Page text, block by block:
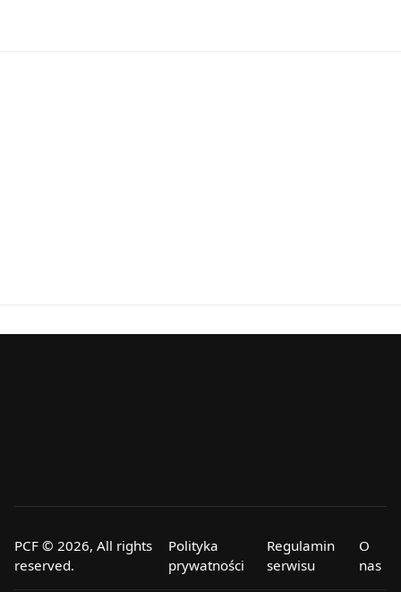
PCF © 2026, All rights
reserved.
Polityka
prywatności
Regulamin
serwisu
O
nas